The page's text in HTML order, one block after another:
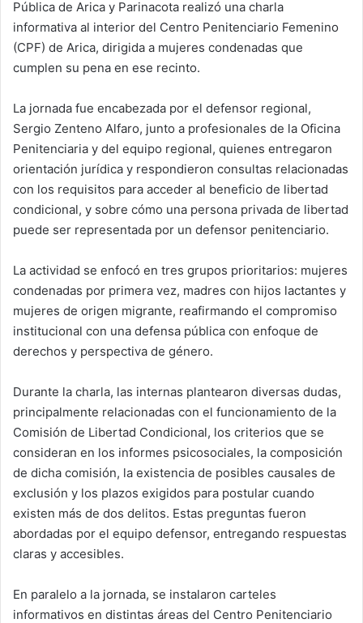
Pública de Arica y Parinacota realizó una charla
informativa al interior del Centro Penitenciario Femenino
(CPF) de Arica, dirigida a mujeres condenadas que
cumplen su pena en ese recinto.
La jornada fue encabezada por el defensor regional,
Sergio Zenteno Alfaro, junto a profesionales de la Oficina
Penitenciaria y del equipo regional, quienes entregaron
orientación jurídica y respondieron consultas relacionadas
con los requisitos para acceder al beneficio de libertad
condicional, y sobre cómo una persona privada de libertad
puede ser representada por un defensor penitenciario.
La actividad se enfocó en tres grupos prioritarios: mujeres
condenadas por primera vez, madres con hijos lactantes y
mujeres de origen migrante, reafirmando el compromiso
institucional con una defensa pública con enfoque de
derechos y perspectiva de género.
Durante la charla, las internas plantearon diversas dudas,
principalmente relacionadas con el funcionamiento de la
Comisión de Libertad Condicional, los criterios que se
consideran en los informes psicosociales, la composición
de dicha comisión, la existencia de posibles causales de
exclusión y los plazos exigidos para postular cuando
existen más de dos delitos. Estas preguntas fueron
abordadas por el equipo defensor, entregando respuestas
claras y accesibles.
En paralelo a la jornada, se instalaron carteles
informativos en distintas áreas del Centro Penitenciario